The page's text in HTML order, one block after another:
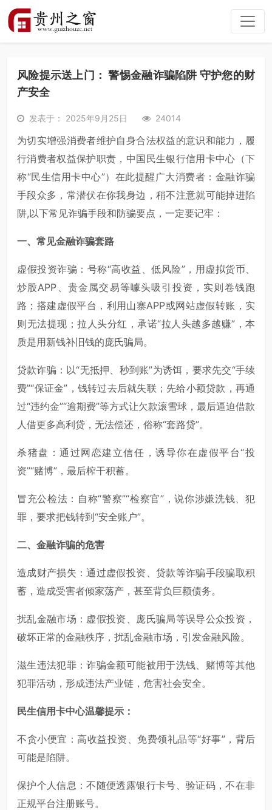
风险提示送上门： 警惕金融诈骗陷阱 守护您的财
产安全
发表于： 2025年9月25日 24014
为切实增强消费者维护自身合法权益的意识和能力，履
行消费者权益保护职责，中国民生银行信用卡中心（下
称“民生信用卡中心”）在此提醒广大消费者：金融诈骗
手段众多，常潜伏在你我身边，稍不注意就可能掉进陷
阱,以下常见诈骗手段和防骗要点，一定要记牢：
一、 常见金融诈骗套路
虚假投资诈骗：号称“高收益、低风险”，用虚拟货币、
炒股APP、贵金属交易等噱头吸引投资，实则卷钱跑
路；搭建虚假平台，利用山寨APP或网站虚假转账，实
则无法提现；拉人头分红，承诺“拉人头越多越赚”，本
质是用新钱补旧钱的庞氏骗局。
贷款诈骗：以“无抵押、秒到账”为诱饵，要求先交“手续
费”“保证金”，钱转过去后就失联；先给小额贷款，再通
过“违约金”“逾期费”等方式让欠款滚雪球，最后逼迫借款
人借更多高利贷，无法偿还，俗称“套路贷”。
杀猪盘：通过网恋建立信任，诱导你在虚假平台“投
资”“赌博”，最后榨干积蓄。
冒充公检法：自称“警察”“检察官”，说你涉嫌洗钱、犯
罪，要求把钱转到“安全账户”。
二、 金融诈骗的危害
造成财产损失：通过虚假投资、贷款等诈骗手段骗取积
蓄，造成受害者倾家荡产，甚至背负巨额债务。
扰乱金融市场：虚假投资、庞氏骗局等误导公众投资，
破坏正常的金融秩序，扰乱金融市场，引发金融风险。
滋生违法犯罪：诈骗金额可能被用于洗钱、赌博等其他
犯罪活动，形成违法产业链，危害社会安全。
民生信用卡中心温馨提示：
不贪小便宜：高收益投资、免费领礼品等“好事”，背后
可能是陷阱。
保护个人信息：不随便透露银行卡号、验证码，不在非
正规平台注册账号。